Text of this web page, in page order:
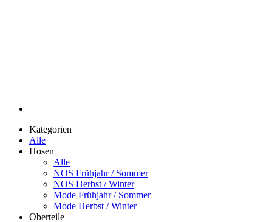
Kategorien
Alle
Hosen
Alle
NOS Frühjahr / Sommer
NOS Herbst / Winter
Mode Frühjahr / Sommer
Mode Herbst / Winter
Oberteile